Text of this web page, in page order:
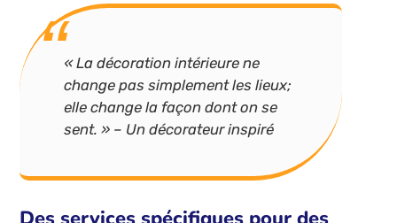
« La décoration intérieure ne
change pas simplement les lieux;
elle change la façon dont on se
sent. » – Un décorateur inspiré